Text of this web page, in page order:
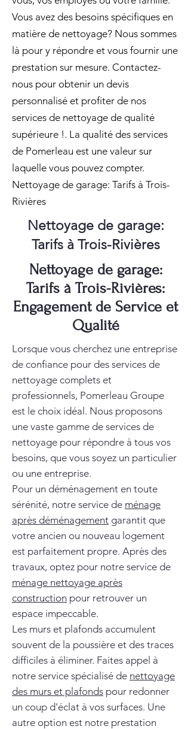
Vous avez des besoins spécifiques en
matière de nettoyage? Nous sommes
là pour y répondre et vous fournir une
prestation sur mesure. Contactez-
nous pour obtenir un devis
personnalisé et profiter de nos
services de nettoyage de qualité
supérieure !. La qualité des services
de Pomerleau est une valeur sur
laquelle vous pouvez compter.
Nettoyage de garage: Tarifs à Trois-
Rivières
Nettoyage de garage:
Tarifs à Trois-Rivières
Nettoyage de garage:
Tarifs à Trois-Rivières:
Engagement de Service et
Qualité
Lorsque vous cherchez une entreprise
de confiance pour des services de
nettoyage complets et
professionnels, Pomerleau Groupe
est le choix idéal. Nous proposons
une vaste gamme de services de
nettoyage pour répondre à tous vos
besoins, que vous soyez un particulier
ou une entreprise.
Pour un déménagement en toute
sérénité, notre service de ménage
après déménagement garantit que
votre ancien ou nouveau logement
est parfaitement propre. Après des
travaux, optez pour notre service de
ménage nettoyage après
construction pour retrouver un
espace impeccable.
Les murs et plafonds accumulent
souvent de la poussière et des traces
difficiles à éliminer. Faites appel à
notre service spécialisé de nettoyage
des murs et plafonds pour redonner
un coup d'éclat à vos surfaces. Une
autre option est notre prestation